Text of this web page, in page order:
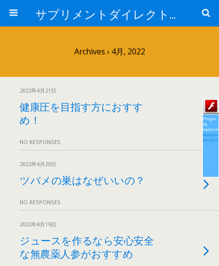
サプリメントダイレクトブログ
Archives › 4月, 2022
2022年4月21日
健康圧を目指す方におすす
め！
NO RESPONSES
2022年4月20日
ツバメの巣はなぜいいの？
NO RESPONSES
2022年4月19日
ジュースを作るなら安心安全
な無農薬人参がおすすめ
Plugin
by
themes